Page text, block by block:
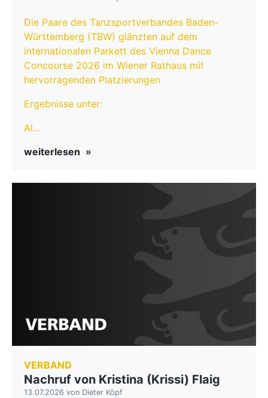
Die Paare des Tanzsportverbandes Baden-
Württemberg (TBW) glänzten auf dem
internationalen Parkett des Vienna Dance
Concourse 2026 im Wiener Rathaus mit
hervorragenden Platzierungen
Ergebnisse unter:
Al…
weiterlesen
VERBAND
Nachruf von Kristina (Krissi) Flaig
13.07.2026 von Dieter Köpf